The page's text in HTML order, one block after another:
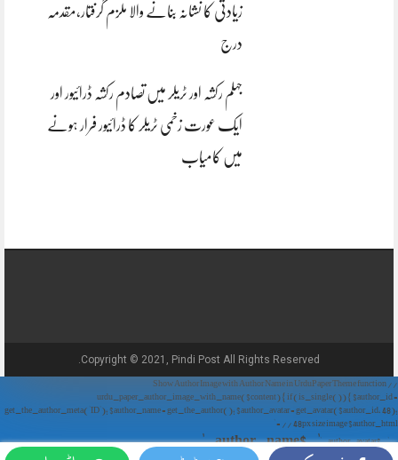
زیادتی کا نشانہ بنانے والا ملزم گرفتار،مقدمہ
درج
جہلم رکشہ اور ٹریلر میں تصادم رکشہ ڈرائیور اور
ایک عورت زخمی ٹریلر کا ڈرائیور فرار ہونے
میں کامیاب
Copyright © 2021, Pindi Post All Rights Reserved.
// Show Author Image with Author Name in UrduPaper Theme function
urdu_paper_author_image_with_name($content) { if (is_single()) { $author_id =
get_the_author_meta('ID'); $author_name = get_the_author(); $author_avatar = get_avatar($author_id, 48);
// 48px size image $author_html = '
' . $author_avatar . '
' . $author_name . '